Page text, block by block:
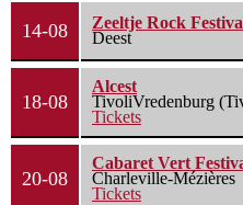
14-08
Zeeltje Rock
Deest
18-08
Alcest
TivoliVredenburg
Tickets
20-08
Cabaret Vert
Charleville-Mézières
Tickets